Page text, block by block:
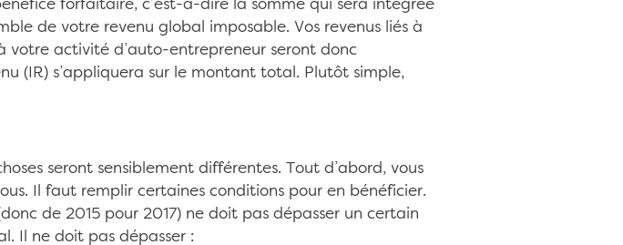
forfaitaire, c’est-à-dire la somme qui sera intégrée
de votre revenu global imposable. Vos revenus liés à
votre activité d’auto-entrepreneur seront donc
(IR) s’appliquera sur le montant total. Plutôt simple,
seront sensiblement différentes. Tout d’abord, vous
Il faut remplir certaines conditions pour en bénéficier.
de 2015 pour 2017) ne doit pas dépasser un certain
Il ne doit pas dépasser :